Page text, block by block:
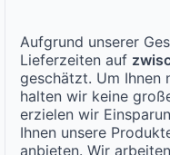
Aufgrund unserer
Lieferzeiten auf
geschätzt. Um Ihnen
halten wir keine
erzielen wir
Ihnen unsere
anbieten. Wir